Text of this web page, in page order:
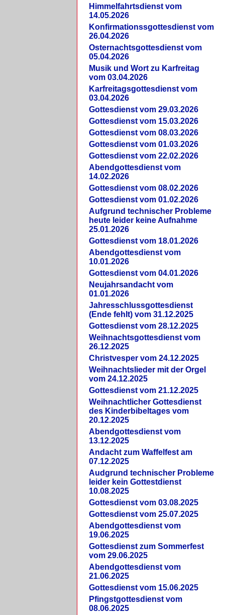
Himmelfahrtsdienst vom
14.05.2026
Konfirmationssgottesdienst vom
26.04.2026
Osternachtsgottesdienst vom
05.04.2026
Musik und Wort zu Karfreitag
vom 03.04.2026
Karfreitagsgottesdienst vom
03.04.2026
Gottesdienst vom 29.03.2026
Gottesdienst vom 15.03.2026
Gottesdienst vom 08.03.2026
Gottesdienst vom 01.03.2026
Gottesdienst vom 22.02.2026
Abendgottesdienst vom
14.02.2026
Gottesdienst vom 08.02.2026
Gottesdienst vom 01.02.2026
Aufgrund technischer Probleme
heute leider keine Aufnahme
25.01.2026
Gottesdienst vom 18.01.2026
Abendgottesdienst vom
10.01.2026
Gottesdienst vom 04.01.2026
Neujahrsandacht vom
01.01.2026
Jahresschlussgottesdienst
(Ende fehlt) vom 31.12.2025
Gottesdienst vom 28.12.2025
Weihnachtsgottesdienst vom
26.12.2025
Christvesper vom 24.12.2025
Weihnachtslieder mit der Orgel
vom 24.12.2025
Gottesdienst vom 21.12.2025
Weihnachtlicher Gottesdienst
des Kinderbibeltages vom
20.12.2025
Abendgottesdienst vom
13.12.2025
Andacht zum Waffelfest am
07.12.2025
Audgrund technischer Probleme
leider kein Gottestdienst
10.08.2025
Gottesdienst vom 03.08.2025
Gottesdienst vom 25.07.2025
Abendgottesdienst vom
19.06.2025
Gottesdienst zum Sommerfest
vom 29.06.2025
Abendgottesdienst vom
21.06.2025
Gottesdienst vom 15.06.2025
Pfingstgottesdienst vom
08.06.2025